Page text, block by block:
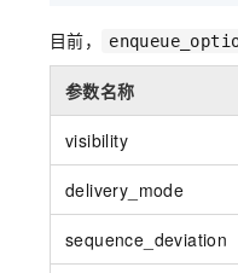
目前，
参数名称
visibility
delivery_mode
sequence_deviation